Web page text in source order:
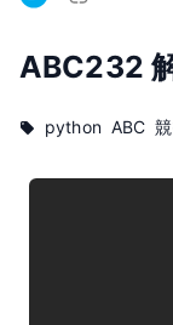
ABC232
python ABC